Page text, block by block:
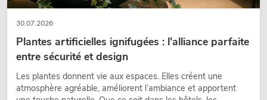
30.07.2026
Plantes artificielles ignifugées : l'alliance parfaite
entre sécurité et design
Les plantes donnent vie aux espaces. Elles créent une
atmosphère agréable, améliorent l’ambiance et apportent